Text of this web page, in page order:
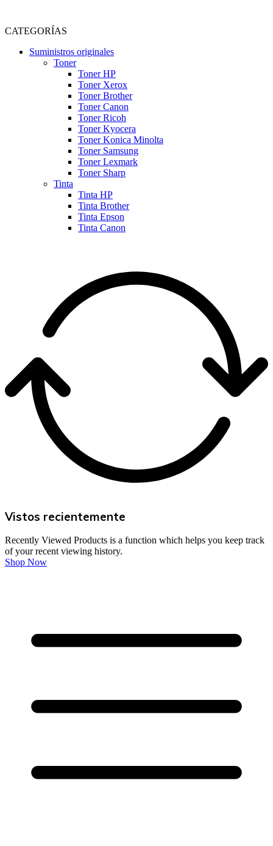
CATEGORÍAS
Suministros originales
Toner
Toner HP
Toner Xerox
Toner Brother
Toner Canon
Toner Ricoh
Toner Kyocera
Toner Konica Minolta
Toner Samsung
Toner Lexmark
Toner Sharp
Tinta
Tinta HP
Tinta Brother
Tinta Epson
Tinta Canon
Vistos recientemente
Recently Viewed Products is a function which helps you keep track
of your recent viewing history.
Shop Now